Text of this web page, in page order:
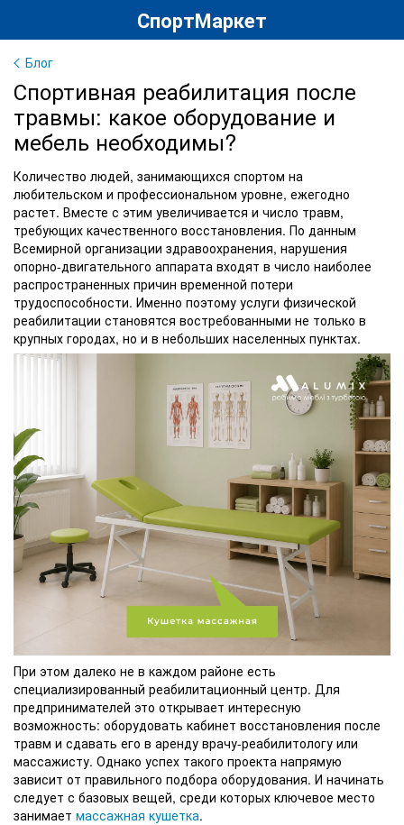
СпортМаркет
Блог
Спортивная реабилитация после
травмы: какое оборудование и
мебель необходимы?
Количество людей, занимающихся спортом на
любительском и профессиональном уровне, ежегодно
растет. Вместе с этим увеличивается и число травм,
требующих качественного восстановления. По данным
Всемирной организации здравоохранения, нарушения
опорно-двигательного аппарата входят в число наиболее
распространенных причин временной потери
трудоспособности. Именно поэтому услуги физической
реабилитации становятся востребованными не только в
крупных городах, но и в небольших населенных пунктах.
При этом далеко не в каждом районе есть
специализированный реабилитационный центр. Для
предпринимателей это открывает интересную
возможность: оборудовать кабинет восстановления после
травм и сдавать его в аренду врачу-реабилитологу или
массажисту. Однако успех такого проекта напрямую
зависит от правильного подбора оборудования. И начинать
следует с базовых вещей, среди которых ключевое место
занимает массажная кушетка.